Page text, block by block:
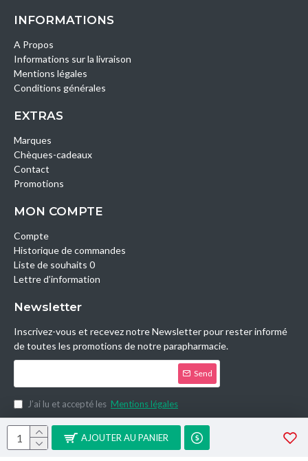
AJOUTER AU PANIER
INFORMATIONS
A Propos
Informations sur la livraison
Mentions légales
Conditions générales
EXTRAS
Marques
Chèques-cadeaux
Contact
Promotions
MON COMPTE
Compte
Historique de commandes
Liste de souhaits 0
Lettre d’information
Newsletter
Inscrivez-vous et recevez notre Newsletter pour rester informé
de toutes les promotions de notre parapharmacie.
Send
J’ai lu et accepté les Mentions légales
Copyright © 2014, Parashop.tn, All Rights Reserved.